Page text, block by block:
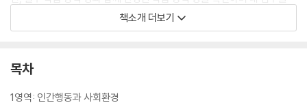
160점 이상 득점 구간은 내일 당장 시험을 봐도 합격할 수 있는 수준이다.
점수 구간으로, 준비된 사회복지사로서 자신감 있는 첫 걸음을 만들어보
책소개 더보기
목차
1영역: 인간행동과 사회환경